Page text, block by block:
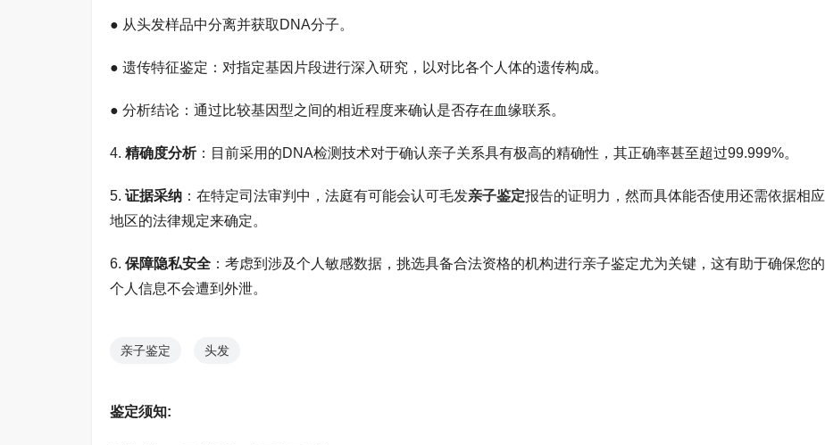
● 从头发样品中分离并获取DNA分子。
● 遗传特征鉴定：对指定基因片段进行深入研究，以对比各个人体的遗传构成。
● 分析结论：通过比较基因型之间的相近程度来确认是否存在血缘联系。
4. 精确度分析：目前采用的DNA检测技术对于确认亲子关系具有极高的精确性，其正确率甚至超过99.999%。
5. 证据采纳 ：在特定司法审判中，法庭有可能会认可毛发亲子鉴定报告的证明力，然而具体能否使用还需依据相应
地区的法律规定来确定。
6. 保障隐私安全 ：考虑到涉及个人敏感数据，挑选具备合法资格的机构进行亲子鉴定尤为关键，这有助于确保您的
个人信息不会遭到外泄。
亲子鉴定 头发
鉴定须知: